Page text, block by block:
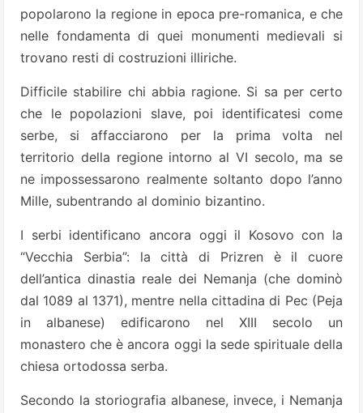
popolarono la regione in epoca pre-romanica, e che
nelle fondamenta di quei monumenti medievali si
trovano resti di costruzioni illiriche.
Difficile stabilire chi abbia ragione. Si sa per certo
che le popolazioni slave, poi identificatesi come
serbe, si affacciarono per la prima volta nel
territorio della regione intorno al VI secolo, ma se
ne impossessarono realmente soltanto dopo l’anno
Mille, subentrando al dominio bizantino.
I serbi identificano ancora oggi il Kosovo con la
“Vecchia Serbia”: la città di Prizren è il cuore
dell’antica dinastia reale dei Nemanja (che dominò
dal 1089 al 1371), mentre nella cittadina di Pec (Peja
in albanese) edificarono nel XIII secolo un
monastero che è ancora oggi la sede spirituale della
chiesa ortodossa serba.
Secondo la storiografia albanese, invece, i Nemanja